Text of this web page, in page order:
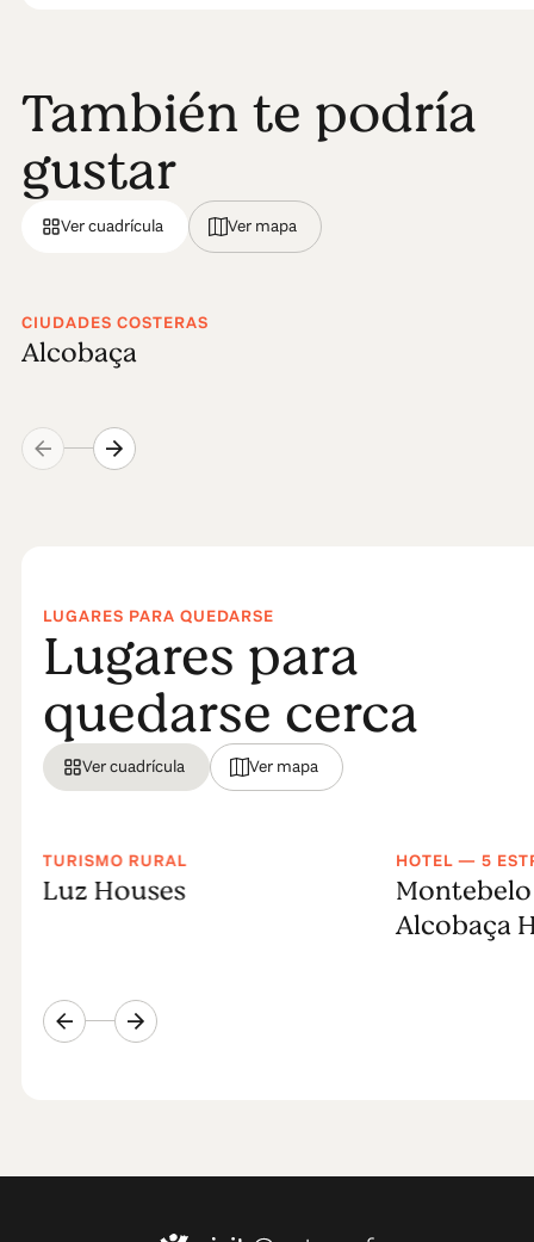
También te podría
gustar
Ver cuadrícula Ver mapa
CIUDADES COSTERAS
Alcobaça
LUGARES PARA QUEDARSE
Lugares para
quedarse cerca
Ver cuadrícula Ver mapa
TURISMO RURAL
Luz Houses
HOTEL — 5
Alcobaça